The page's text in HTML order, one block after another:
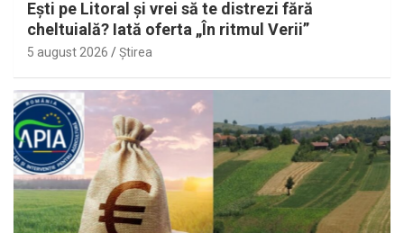
Eşti pe Litoral şi vrei să te distrezi fără
cheltuială? Iată oferta „În ritmul Verii”
5 august 2026 Ştirea